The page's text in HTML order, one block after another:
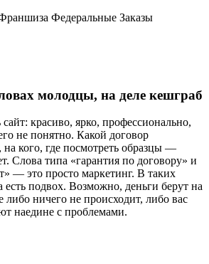
Федеральные Заказы
молодцы, на деле кешграб
красиво, ярко, профессионально,
не понятно. Какой договор
на кого, где посмотреть образцы —
Слова типа «гарантия по договору» и
— это просто маркетинг. В таких
есть подвох. Возможно, деньги берут на
либо ничего не происходит, либо вас
наедине с проблемами.